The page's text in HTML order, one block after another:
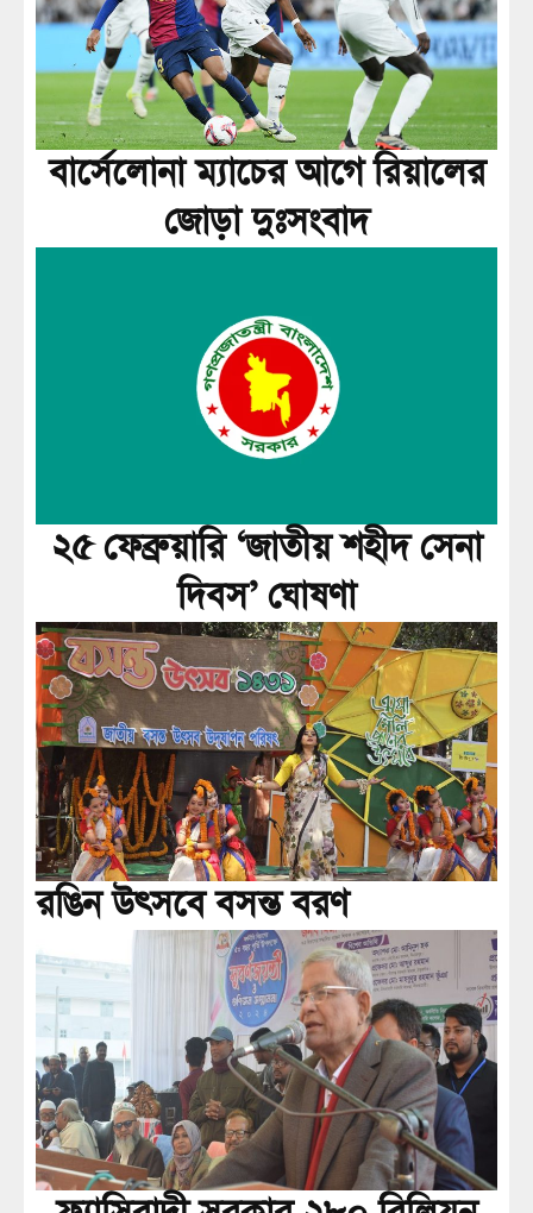
বার্সেলোনা ম্যাচের আগে রিয়ালের
জোড়া দুঃসংবাদ
২৫ ফেব্রুয়ারি ‘জাতীয় শহীদ সেনা
দিবস’ ঘোষণা
রঙিন উৎসবে বসন্ত বরণ